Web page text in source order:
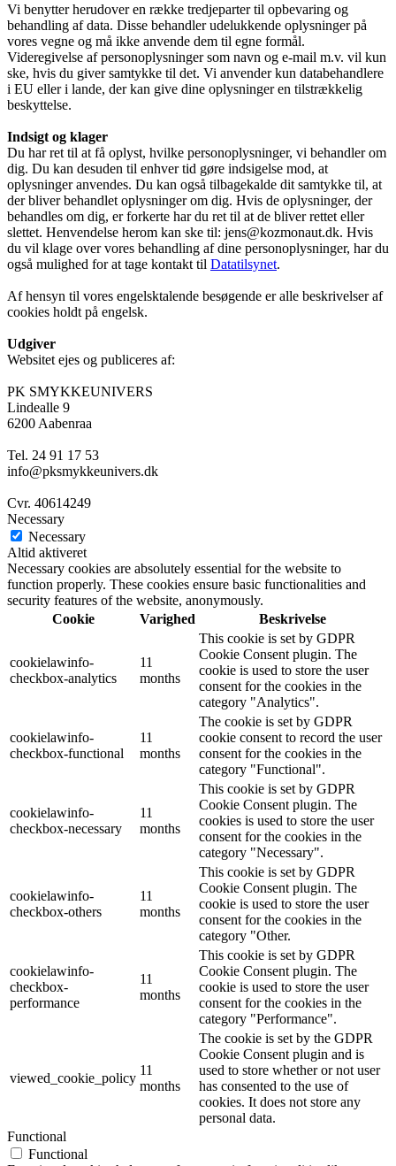
Vi benytter herudover en række tredjeparter til opbevaring og
behandling af data. Disse behandler udelukkende oplysninger på
vores vegne og må ikke anvende dem til egne formål.
Videregivelse af personoplysninger som navn og e-mail m.v. vil kun
ske, hvis du giver samtykke til det. Vi anvender kun databehandlere
i EU eller i lande, der kan give dine oplysninger en tilstrækkelig
beskyttelse.
Indsigt og klager
Du har ret til at få oplyst, hvilke personoplysninger, vi behandler om
dig. Du kan desuden til enhver tid gøre indsigelse mod, at
oplysninger anvendes. Du kan også tilbagekalde dit samtykke til, at
der bliver behandlet oplysninger om dig. Hvis de oplysninger, der
behandles om dig, er forkerte har du ret til at de bliver rettet eller
slettet. Henvendelse herom kan ske til: jens@kozmonaut.dk. Hvis
du vil klage over vores behandling af dine personoplysninger, har du
også mulighed for at tage kontakt til Datatilsynet.
Af hensyn til vores engelsktalende besøgende er alle beskrivelser af
cookies holdt på engelsk.
Udgiver
Websitet ejes og publiceres af:
PK SMYKKEUNIVERS
Lindealle 9
6200 Aabenraa
Tel. 24 91 17 53
info@pksmykkeunivers.dk
Cvr. 40614249
Necessary
Necessary
Altid aktiveret
Necessary cookies are absolutely essential for the website to
function properly. These cookies ensure basic functionalities and
security features of the website, anonymously.
Cookie
Varighed Beskrivelse
cookielawinfo-
checkbox-analytics
11
months
This cookie is set by GDPR
Cookie Consent plugin. The
cookie is used to store the user
consent for the cookies in the
category "Analytics".
cookielawinfo-
checkbox-functional
11
months
The cookie is set by GDPR
cookie consent to record the user
consent for the cookies in the
category "Functional".
cookielawinfo-
checkbox-necessary
11
months
This cookie is set by GDPR
Cookie Consent plugin. The
cookies is used to store the user
consent for the cookies in the
category "Necessary".
cookielawinfo-
checkbox-others
11
months
This cookie is set by GDPR
Cookie Consent plugin. The
cookie is used to store the user
consent for the cookies in the
category "Other.
cookielawinfo-
checkbox-
performance
11
months
This cookie is set by GDPR
Cookie Consent plugin. The
cookie is used to store the user
consent for the cookies in the
category "Performance".
viewed_cookie_policy
11
months
The cookie is set by the GDPR
Cookie Consent plugin and is
used to store whether or not user
has consented to the use of
cookies. It does not store any
personal data.
Functional
Functional